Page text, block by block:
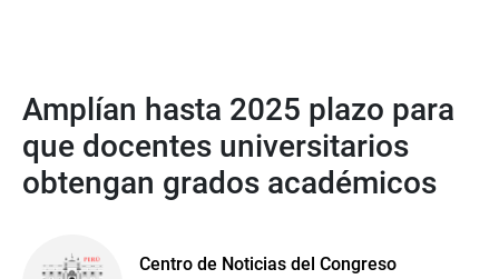
Amplían hasta 2025 plazo para
que docentes universitarios
obtengan grados académicos
Centro de Noticias del Congreso